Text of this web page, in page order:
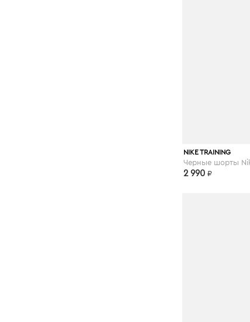
asos.com
NIKE TRAINING
2 990 ₽